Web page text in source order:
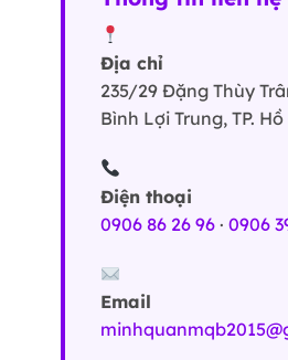
Địa chỉ
235/29 Đặng Thùy
Bình Lợi Trung, TP.
Điện thoại
0906 86 26 96 · 0906
Email